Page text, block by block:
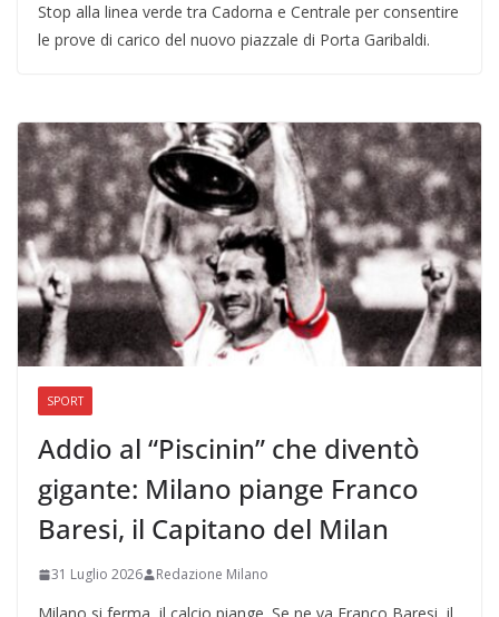
Stop alla linea verde tra Cadorna e Centrale per consentire
le prove di carico del nuovo piazzale di Porta Garibaldi.
SPORT
Addio al “Piscinin” che diventò
gigante: Milano piange Franco
Baresi, il Capitano del Milan
31 Luglio 2026 Redazione Milano